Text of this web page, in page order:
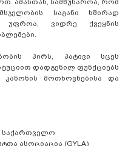
ამასთან, სამწუხაროა, რომ
საგანი ხშირად
უფროა, ვიდრე ქვეყნის
პირს, პატივი სცეს
დადგენილ ფუნქციებს
მოთხოვნებისა და
საქართველო
ასოციაცია (GYLA)